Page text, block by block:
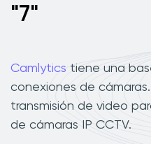
"7"
Camlytics tiene una
conexiones de
transmisión de video
de cámaras IP CCTV.